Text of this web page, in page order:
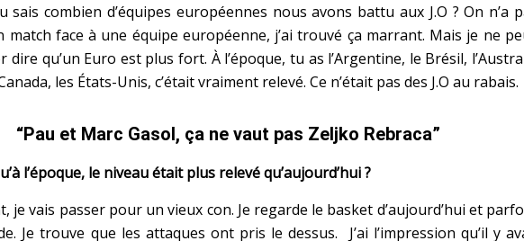
sais combien d’équipes européennes nous avons battu aux J.O ? On n’a
match face à une équipe européenne, j’ai trouvé ça marrant. Mais je ne
dire qu’un Euro est plus fort. À l’époque, tu as l’Argentine, le Brésil,
les États-Unis, c’était vraiment relevé. Ce n’était pas des J.O au rabais.
“Pau et Marc Gasol, ça ne vaut pas Zeljko Rebraca”
l’époque, le niveau était plus relevé qu’aujourd’hui ?
je vais passer pour un vieux con. Je regarde le basket d’aujourd’hui et
Je trouve que les attaques ont pris le dessus. J’ai l’impression qu’il y